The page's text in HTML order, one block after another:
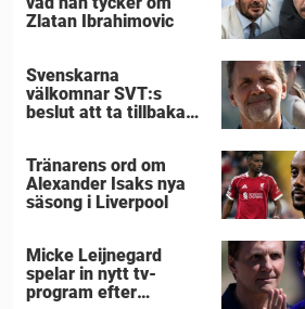
Zlatan Ibrahimovic
Svenskarna
välkomnar SVT:s
beslut att ta tillbaka
Tränarens ord om
Alexander Isaks nya
säsong i Liverpool
Micke Leijnegard
spelar in nytt tv-
program efter